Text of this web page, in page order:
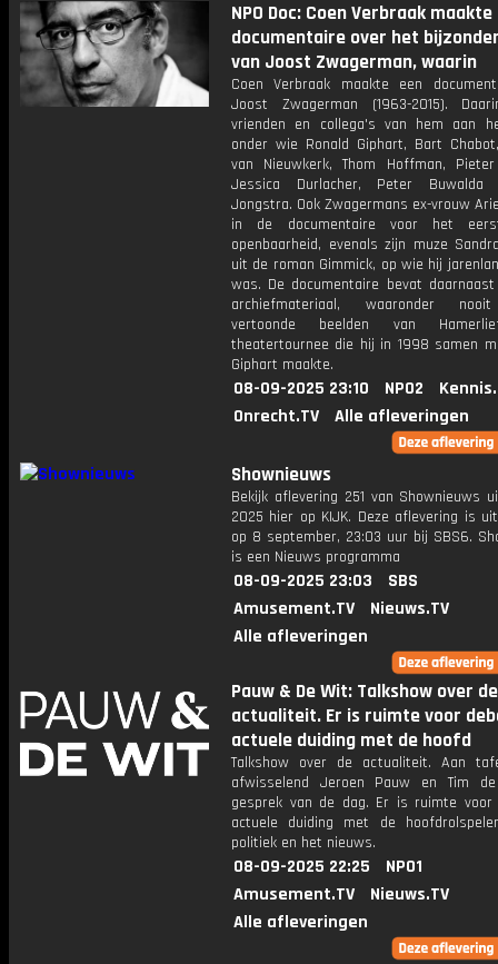
NPO Doc: Coen Verbraak maakte
documentaire over het
van Joost Zwagerman, waarin
Coen Verbraak maakte een
Joost Zwagerman (1963-2015).
vrienden en collega's van hem aan
onder wie Ronald Giphart, Bart
van Nieuwkerk, Thom Hoffman,
Jessica Durlacher, Peter
Jongstra. Ook Zwagermans ex-vrouw
in de documentaire voor het
openbaarheid, evenals zijn muze
uit de roman Gimmick, op wie hij
was. De documentaire bevat
archiefmateriaal, waaronder
vertoonde beelden van
theatertournee die hij in 1998 samen
Giphart maakte.
08-09-2025 23:10 NPO2
Onrecht.TV
Alle afleveringen
Shownieuws
Bekijk aflevering 251 van Shownieuws
2025 hier op KIJK. Deze aflevering is
op 8 september, 23:03 uur bij SBS6.
is een Nieuws programma
08-09-2025 23:03
SBS
Amusement.TV
Nieuws.TV
Alle afleveringen
Pauw & De Wit: Talkshow over de
actualiteit. Er is ruimte voor
actuele duiding met de hoofd
Talkshow over de actualiteit. Aan
afwisselend Jeroen Pauw en Tim
gesprek van de dag. Er is ruimte
actuele duiding met de
politiek en het nieuws.
08-09-2025 22:25
NPO1
Amusement.TV
Nieuws.TV
Alle afleveringen